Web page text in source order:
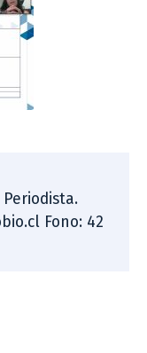
Fono: 42